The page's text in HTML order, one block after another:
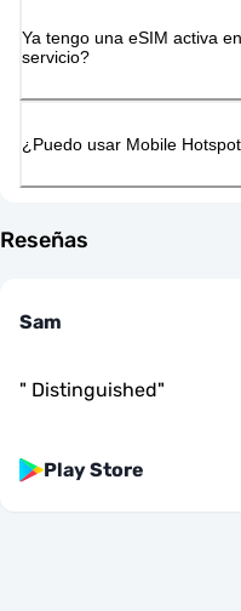
Ya tengo una eSIM activa
servicio?
¿Puedo usar Mobile
Reseñas
Sam
" Distinguished"
Play Store